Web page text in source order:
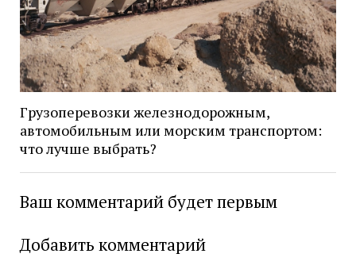
Грузоперевозки железнодорожным,
автомобильным или морским транспортом:
что лучше выбрать?
Ваш комментарий будет первым
Добавить комментарий